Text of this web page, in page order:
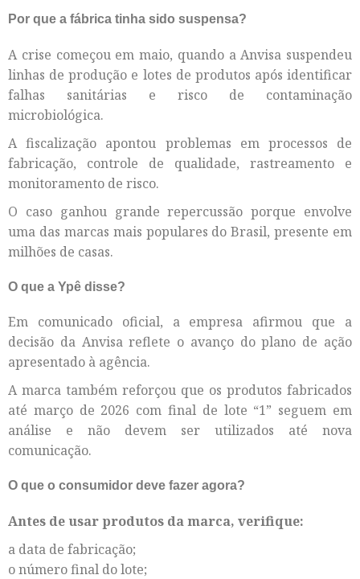
Por que a fábrica tinha sido suspensa?
A crise começou em maio, quando a Anvisa suspendeu
linhas de produção e lotes de produtos após identificar
falhas sanitárias e risco de contaminação
microbiológica.
A fiscalização apontou problemas em processos de
fabricação, controle de qualidade, rastreamento e
monitoramento de risco.
O caso ganhou grande repercussão porque envolve
uma das marcas mais populares do Brasil, presente em
milhões de casas.
O que a Ypê disse?
Em comunicado oficial, a empresa afirmou que a
decisão da Anvisa reflete o avanço do plano de ação
apresentado à agência.
A marca também reforçou que os produtos fabricados
até março de 2026 com final de lote “1” seguem em
análise e não devem ser utilizados até nova
comunicação.
O que o consumidor deve fazer agora?
Antes de usar produtos da marca, verifique:
a data de fabricação;
o número final do lote;